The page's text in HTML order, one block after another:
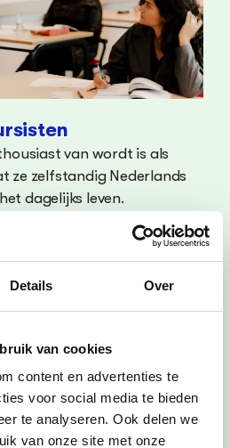
Details Over
van cookies
content en advertenties te
voor social media te bieden
te analyseren. Ook delen we
van onze site met onze
van wordt is als
ze zelfstandig Nederlands
dagelijks leven.
laatst heel
eerst zelf had besteld in een
elkaar Nederlands te
aanboden! Dat soort
werk extra waardevol.